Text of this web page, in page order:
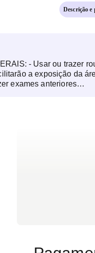
Descrição e
- Usar ou trazer
a exposição da